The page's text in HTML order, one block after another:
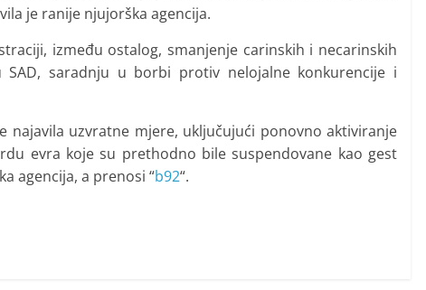
je ranije njujorška agencija.
između ostalog, smanjenje carinskih i necarinskih
SAD, saradnju u borbi protiv nelojalne konkurencije i
najavila uzvratne mjere, uključujući ponovno aktiviranje
evra koje su prethodno bile suspendovane kao gest
agencija, a prenosi “b92“.